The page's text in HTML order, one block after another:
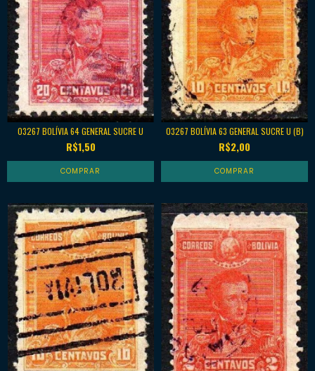
03267 BOLÍVIA 64 GENERAL SUCRE U
R$1,50
03267 BOLÍVIA 63 GENERAL SUCRE U (B)
R$2,00